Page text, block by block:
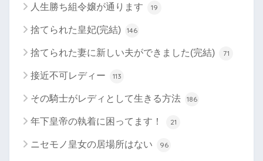
人生勝ち組令嬢が通ります 19
捨てられた皇妃(完結) 146
捨てられた妻に新しい夫ができました(完結) 71
接近不可レディー 113
その騎士がレディとして生きる方法 186
年下皇帝の執着に困ってます！ 21
ニセモノ皇女の居場所はない 96